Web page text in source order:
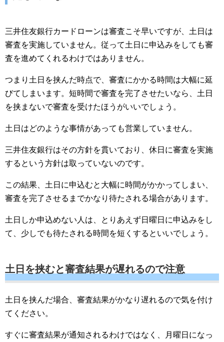
三井住友銀行カードローンは審査こそ早いですが、土日は
審査を実施していません。従って土日に申込みをしても審
査を進めてくれるわけではありません。
つまり土日を挟んだ時点で、審査にかかる時間は大幅に延
びてしまいます。短時間で審査を完了させたいなら、土日
を挟まないで審査を受けたほうがいいでしょう。
土日はどのような事情があっても営業していません。
三井住友銀行はその方針を貫いており、休日に審査を実施
するという方針は取っていないのです。
この結果、土日に申込むと大幅に時間がかかってしまい、
審査を完了させるまでかなり待たされる場合があります。
土日しか申込めない人は、とりあえず日曜日に申込みをし
て、少しでも待たされる時間を短くするといいでしょう。
土日を挟むと審査結果が遅れるので注意
土日を挟んだ場合、審査結果がかなり遅れるので気を付け
てください。
すぐに審査結果が通知されるわけではなく、月曜日になっ